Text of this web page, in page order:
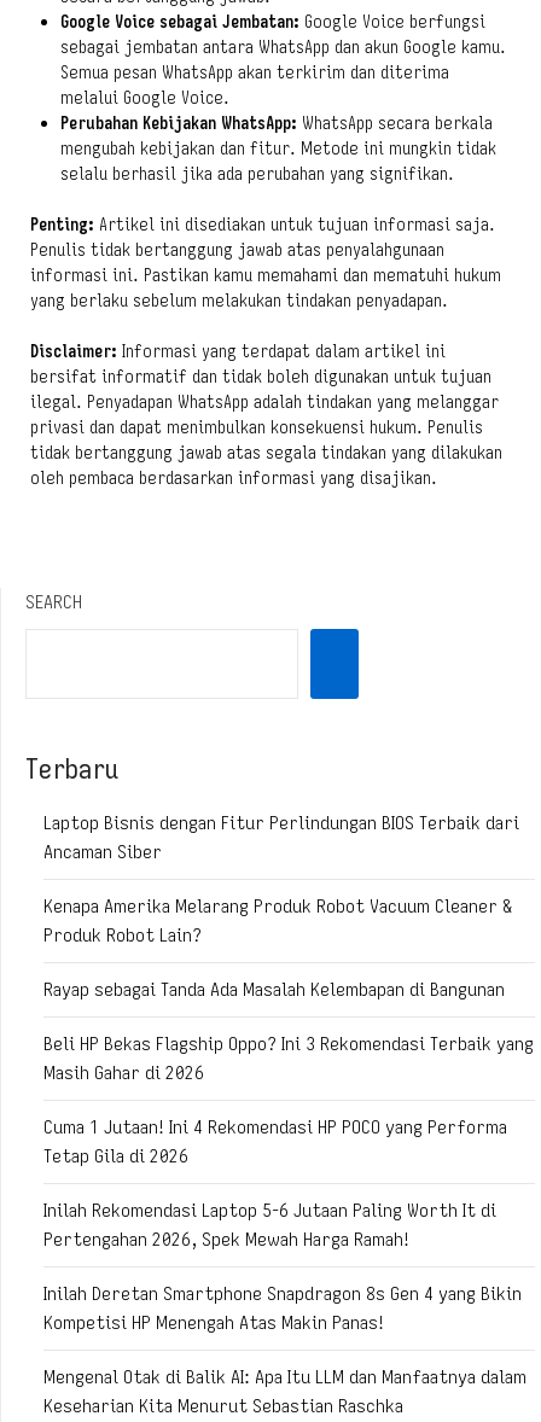
Google Voice sebagai Jembatan: Google Voice berfungsi
sebagai jembatan antara WhatsApp dan akun Google kamu.
Semua pesan WhatsApp akan terkirim dan diterima
melalui Google Voice.
Perubahan Kebijakan WhatsApp: WhatsApp secara berkala
mengubah kebijakan dan fitur. Metode ini mungkin tidak
selalu berhasil jika ada perubahan yang signifikan.
Penting: Artikel ini disediakan untuk tujuan informasi saja.
Penulis tidak bertanggung jawab atas penyalahgunaan
informasi ini. Pastikan kamu memahami dan mematuhi hukum
yang berlaku sebelum melakukan tindakan penyadapan.
Disclaimer: Informasi yang terdapat dalam artikel ini
bersifat informatif dan tidak boleh digunakan untuk tujuan
ilegal. Penyadapan WhatsApp adalah tindakan yang melanggar
privasi dan dapat menimbulkan konsekuensi hukum. Penulis
tidak bertanggung jawab atas segala tindakan yang dilakukan
oleh pembaca berdasarkan informasi yang disajikan.
SEARCH
Terbaru
Laptop Bisnis dengan Fitur Perlindungan BIOS Terbaik dari
Ancaman Siber
Kenapa Amerika Melarang Produk Robot Vacuum Cleaner &
Produk Robot Lain?
Rayap sebagai Tanda Ada Masalah Kelembapan di Bangunan
Beli HP Bekas Flagship Oppo? Ini 3 Rekomendasi Terbaik yang
Masih Gahar di 2026
Cuma 1 Jutaan! Ini 4 Rekomendasi HP POCO yang Performa
Tetap Gila di 2026
Inilah Rekomendasi Laptop 5-6 Jutaan Paling Worth It di
Pertengahan 2026, Spek Mewah Harga Ramah!
Inilah Deretan Smartphone Snapdragon 8s Gen 4 yang Bikin
Kompetisi HP Menengah Atas Makin Panas!
Mengenal Otak di Balik AI: Apa Itu LLM dan Manfaatnya dalam
Keseharian Kita Menurut Sebastian Raschka